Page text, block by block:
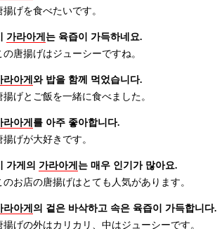
揚げを食べたいです。
가라아게 는 육즙이 가득하네요.
の唐揚げはジューシーですね。
라아게 와 밥을 함께 먹었습니다.
揚げとご飯を一緒に食べました。
라아게 를 아주 좋아합니다.
揚げが大好きです。
가게의 가라아게 는 매우 인기가 많아요.
のお店の唐揚げはとても人気があります。
라아게 의 겉은 바삭하고 속은 육즙이 가득합니다.
揚げの外はカリカリ、中はジューシーです。